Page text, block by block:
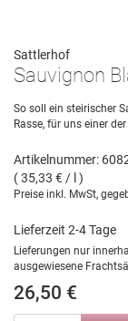
Sattlerhof
Sauvignon
So soll ein steirischer
Rasse, für uns einer
Artikelnummer:
( 35,33 € / l )
Preise inkl. MwSt,
Lieferzeit 2-4 Tage
Lieferungen nur
ausgewiesene
26,50 €